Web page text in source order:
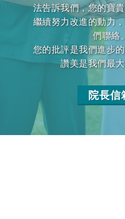
法告訴我們，您的寶
繼續努力改進的動力
們聯絡。
您的批評是我們進步
讚美是我們最大
院長信